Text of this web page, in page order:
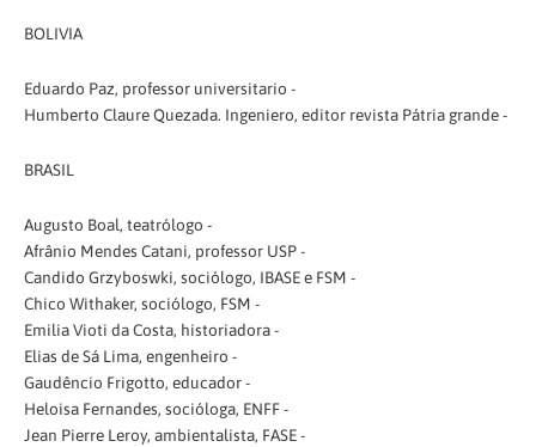
BOLIVIA
Eduardo Paz, professor universitario -
Humberto Claure Quezada. Ingeniero, editor revista Pátria grande -
BRASIL
Augusto Boal, teatrólogo -
Afrânio Mendes Catani, professor USP -
Candido Grzyboswki, sociólogo, IBASE e FSM -
Chico Withaker, sociólogo, FSM -
Emilia Vioti da Costa, historiadora -
Elias de Sá Lima, engenheiro -
Gaudêncio Frigotto, educador -
Heloisa Fernandes, socióloga, ENFF -
Jean Pierre Leroy, ambientalista, FASE -